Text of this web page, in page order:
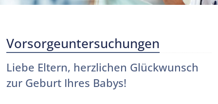
Vorsorgeuntersuchungen
Liebe Eltern, herzlichen Glückwunsch
zur Geburt Ihres Babys!